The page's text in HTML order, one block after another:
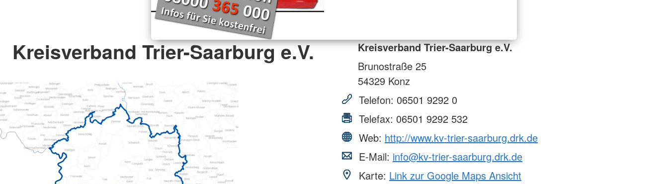
Kreisverband Trier-Saarburg e.V.
Kreisverband Trier-Saarburg e.V.
Brunostraße 25
54329 Konz
Telefon: 06501 9292 0
Telefax: 06501 9292 532
Web: http://www.kv-trier-saarburg.drk.de
E-Mail: info@kv-trier-saarburg.drk.de
Karte: Link zur Google Maps Ansicht